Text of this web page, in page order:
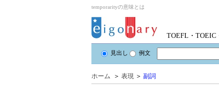
temporarityの意味とは
TOEFL・TOEIC
見出し 例文
ホーム ＞ 表現 ＞ 副詞